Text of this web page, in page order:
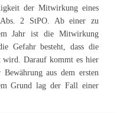
der Mitwirkung eines
2 StPO. Ab einer zu
Jahr ist die Mitwirkung
Gefahr besteht, dass die
wird. Darauf kommt es hier
aus dem ersten
Grund lag der Fall einer